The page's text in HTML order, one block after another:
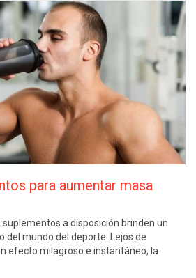
para aumentar masa
suplementos a disposición brinden un
del mundo del deporte. Lejos de
efecto milagroso e instantáneo, la